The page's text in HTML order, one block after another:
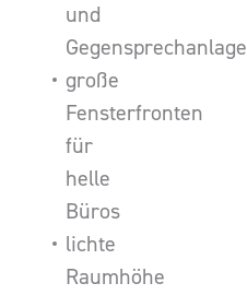
und
Gegensprechanlage
große
Fensterfronten
für
helle
Büros
lichte
Raumhöhe